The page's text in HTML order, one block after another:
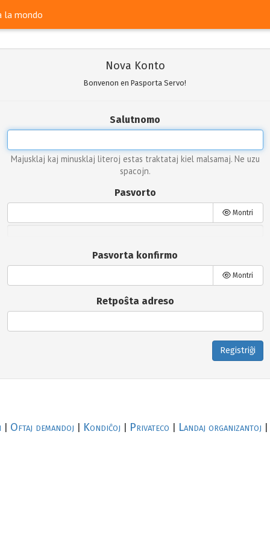
la mondo
Nova Konto
Bonvenon en Pasporta Servo!
Salutnomo
Majusklaj kaj minusklaj literoj estas traktataj kiel malsamaj. Ne uzu
spacojn.
Pasvorto
Montri
Pasvorta konfirmo
Montri
Retpoŝta adreso
Registriĝi
Oftaj demandoj Kondiĉoj Privateco Landaj organizantoj